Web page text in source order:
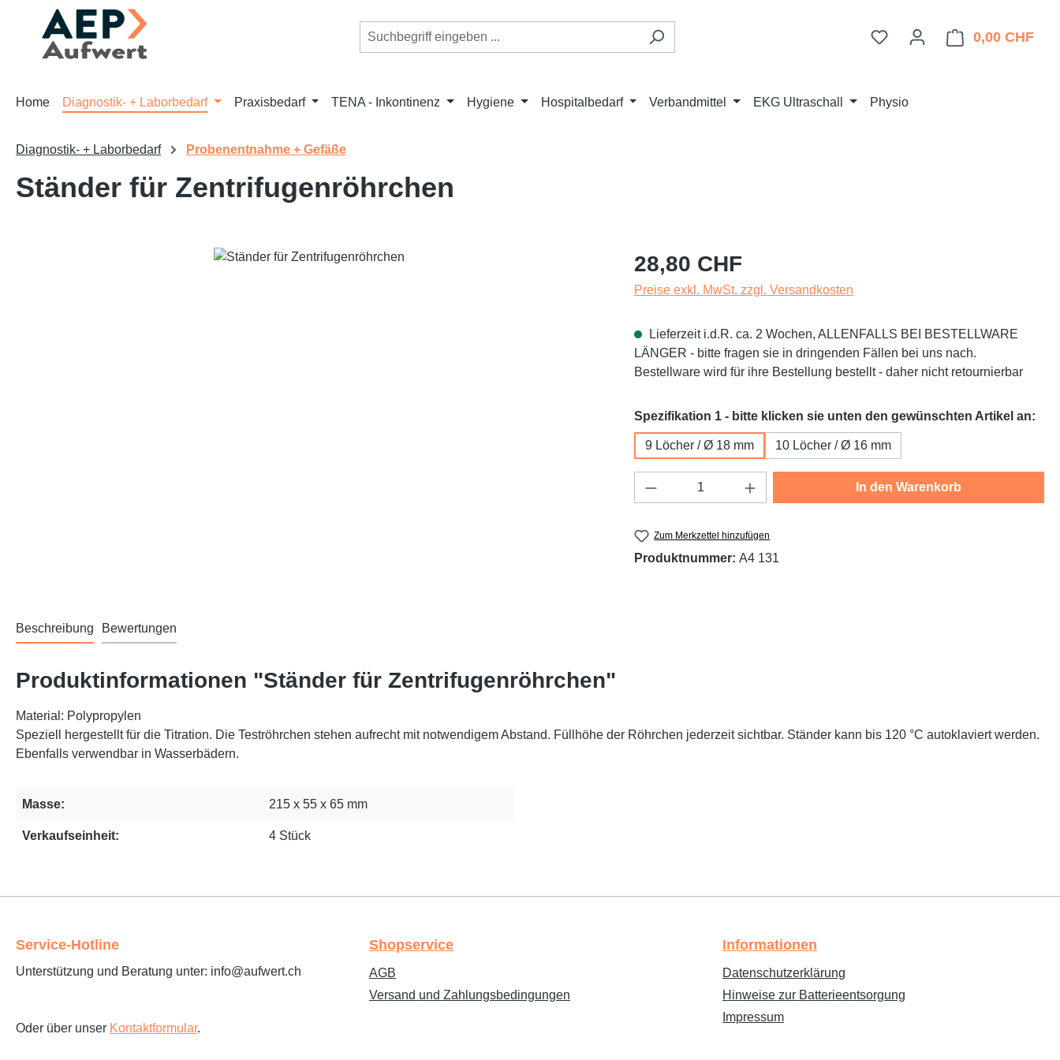
Hauptinhalt springen
Zur Suche springen
Zur Hauptnavigation springen
Du hast 0 Produkte auf dem
0,00 CHF
Home Diagnostik- + Laborbedarf Praxisbedarf TENA - Inkontinenz Hygiene Hospitalbedarf Verbandmittel EKG Ultraschall Physio
Diagnostik- + Laborbedarf Probenentnahme + Gefäße
Ständer für Zentrifugenröhrchen
Regulärer Preis:
28,80 CHF
Preise exkl. MwSt. zzgl. Versandkosten
Lieferzeit i.d.R. ca. 2 Wochen, ALLENFALLS BEI BESTELLWARE
LÄNGER - bitte fragen sie in dringenden Fällen bei uns nach.
Bestellware wird für ihre Bestellung bestellt - daher nicht retournierbar
Spezifikation 1 - bitte klicken sie unten den gewünschten Artikel an:
9 Löcher / Ø 18 mm 10 Löcher / Ø 16 mm
Produkt Anzahl: Gib den gewünschten Wert ein
In den Warenkorb
Zum Merkzettel hinzufügen
Produktnummer: A4 131
Beschreibung Bewertungen
Produktinformationen "Ständer für Zentrifugenröhrchen"
Material: Polypropylen
Speziell hergestellt für die Titration. Die Teströhrchen stehen aufrecht mit notwendigem Abstand. Füllhöhe der Röhrchen jederzeit sichtbar. Ständer kann bis 120 °C autoklaviert werden.
Ebenfalls verwendbar in Wasserbädern.
Masse: 215 x 55 x 65 mm
Verkaufseinheit: 4 Stück
Service-Hotline
Unterstützung und Beratung unter: info@aufwert.ch
Oder über unser Kontaktformular.
Shopservice
AGB
Versand und Zahlungsbedingungen
Informationen
Datenschutzerklärung
Hinweise zur Batterieentsorgung
Impressum